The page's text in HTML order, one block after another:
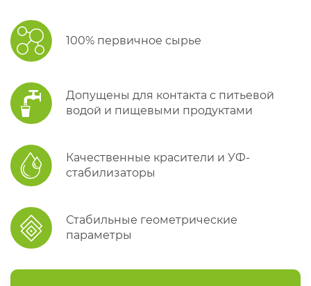
100% первичное сырье
Допущены для контакта с питьевой
водой и пищевыми продуктами
Качественные красители и УФ-
стабилизаторы
Стабильные геометрические
параметры